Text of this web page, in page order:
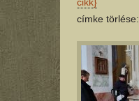
címke törlése: